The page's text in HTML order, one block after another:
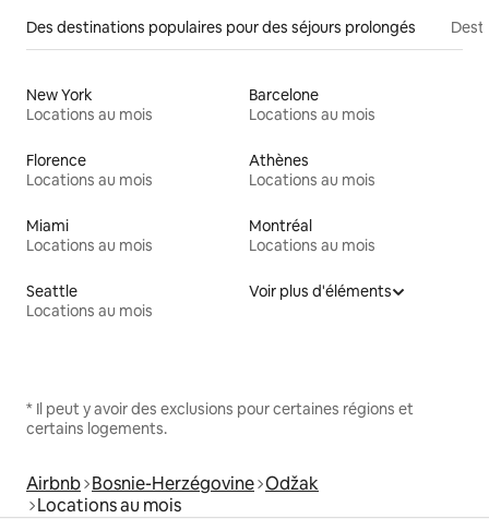
Des destinations populaires pour des séjours prolongés
New York
Locations au mois
Barcelone
Locations au mois
Florence
Locations au mois
Athènes
Locations au mois
Miami
Locations au mois
Montréal
Locations au mois
Seattle
Locations au mois
Voir plus d'éléments
* Il peut y avoir des exclusions pour certaines régions et
certains logements.
Airbnb Bosnie-Herzégovine Odžak
Locations au mois